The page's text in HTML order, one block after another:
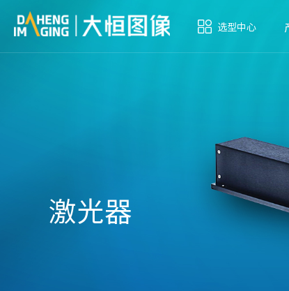
选型中心
激光器